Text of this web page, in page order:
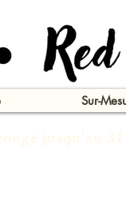
Sur-
jusqu'au